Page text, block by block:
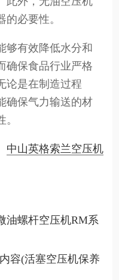
必要性。
够有效降低水分和
确保食品行业严格
论是在制造过程
确保气力输送的材
中山英格索兰空压机
油螺杆空压机RM系
容(活塞空压机保养